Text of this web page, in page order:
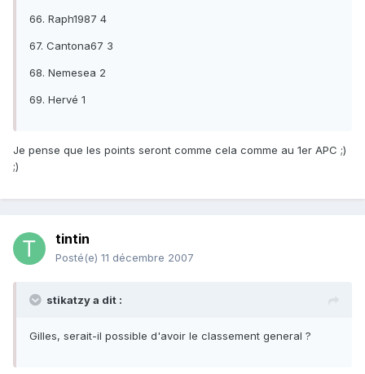
66. Raph1987 4
67. Cantona67 3
68. Nemesea 2
69. Hervé 1
Je pense que les points seront comme cela comme au 1er APC ;)
;)
tintin
Posté(e) 11 décembre 2007
stikatzy a dit :
Gilles, serait-il possible d'avoir le classement general ?